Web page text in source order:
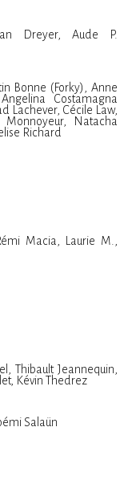
Dreyer, Aude P.
Bonne (Forky), Anne
Costamagna
Lachever, Cécile Law,
Natacha
Richard
Macia, Laurie M.,
Thibault Jeannequin,
Kévin Thedrez
Salaün